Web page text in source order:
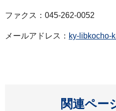
ファクス：045-262-0052
メールアドレス： ky-libkocho-
関連ペー